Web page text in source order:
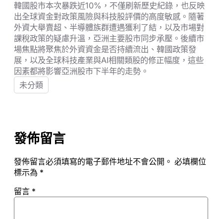
韓國股市本次暴跌近10%，不僅刷新歷史紀錄，也反映
出全球資金對政策風險與科技股評價的高度敏感。隨著
外資大舉賣超、半導體族群遭遇獲利了結，以及市場對
課稅政策的疑慮升溫，亞洲主要股市同步承壓。後續市
場焦點將聚焦於外資資金是否持續流出、韓國政策發
展，以及全球科技產業與AI相關類股的修正幅度，這些
因素都將影響亞洲股市下半年的走勢。
未分類
發佈留言
發佈留言必須填寫的電子郵件地址不會公開。 必填欄位
標示為 *
留言 *